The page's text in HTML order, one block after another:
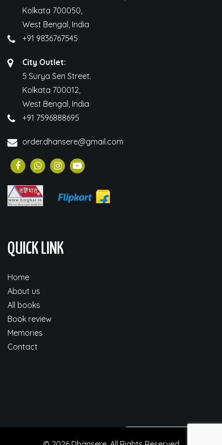
Kolkata 700050,
West Bengal, India
+91 9836767545
City Outlet:
5 Surya Sen Street.
Kolkata 700012,
West Bengal, India
+91 7596888695
order.dhansere@gmail.com
QUICK LINK
Home
About us
All books
Book review
Memories
Contact